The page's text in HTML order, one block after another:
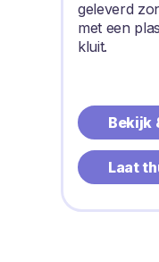
geleverd
met een
kluit.
Bekijk
Laat